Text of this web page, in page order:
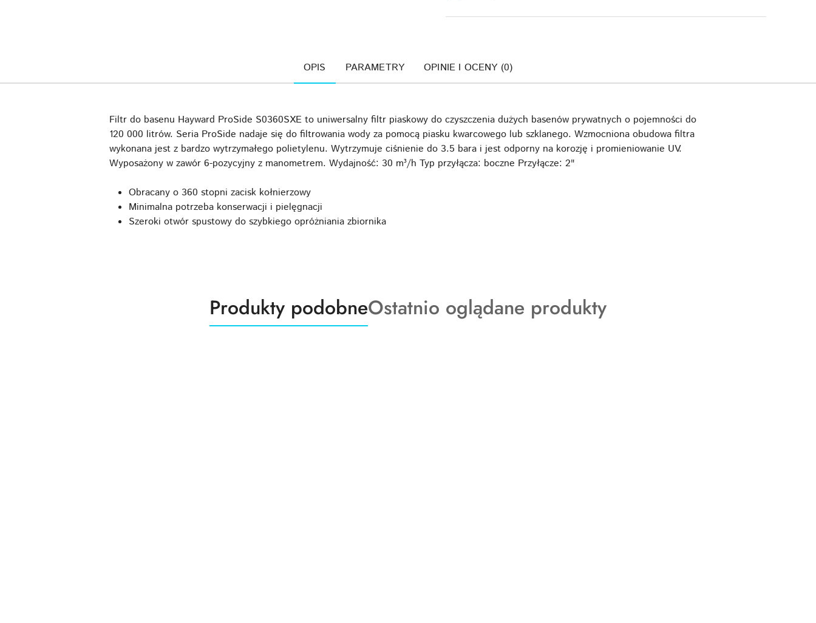
OPIS PARAMETRY OPINIE I OCENY (0)
Filtr do basenu Hayward ProSide S0360SXE to uniwersalny filtr piaskowy do czyszczenia dużych basenów prywatnych o pojemności do
120 000 litrów. Seria ProSide nadaje się do filtrowania wody za pomocą piasku kwarcowego lub szklanego. Wzmocniona obudowa filtra
wykonana jest z bardzo wytrzymałego polietylenu. Wytrzymuje ciśnienie do 3.5 bara i jest odporny na korozję i promieniowanie UV.
Wyposażony w zawór 6-pozycyjny z manometrem. Wydajność: 30 m³/h Typ przyłącza: boczne Przyłącze: 2"
Obracany o 360 stopni zacisk kołnierzowy
Minimalna potrzeba konserwacji i pielęgnacji
Szeroki otwór spustowy do szybkiego opróżniania zbiornika
Produkty
o
Produkty podobneProdukty
o
Ostatnio oglądane produkty